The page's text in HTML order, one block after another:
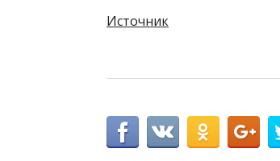
Источник